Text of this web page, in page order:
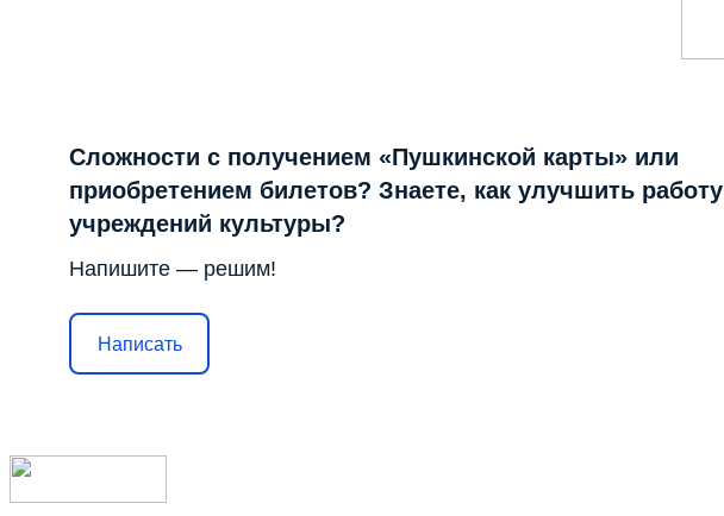
Сложности с получением «Пушкинской карты» или
приобретением билетов? Знаете, как улучшить работу
учреждений культуры?
Напишите — решим!
Написать